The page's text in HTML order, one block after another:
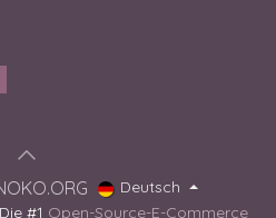
Deutsch
#1 Open-Source-E-Commerce